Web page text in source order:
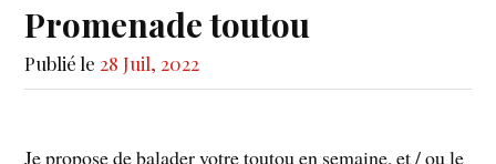
Promenade toutou
Publié le 28 Juil, 2022
Je propose de balader votre toutou en semaine, et / ou le